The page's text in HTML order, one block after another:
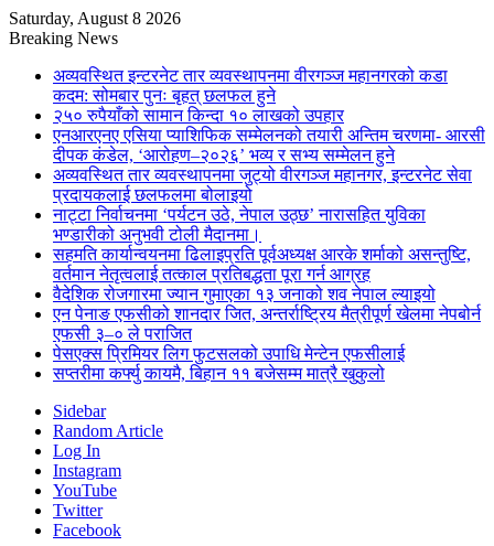
Saturday, August 8 2026
Breaking News
अव्यवस्थित इन्टरनेट तार व्यवस्थापनमा वीरगञ्ज महानगरको कडा
कदम: सोमबार पुनः बृहत् छलफल हुने
२५० रुपैयाँको सामान किन्दा १० लाखको उपहार
एनआरएनए एसिया प्याशिफिक सम्मेलनको तयारी अन्तिम चरणमा- आरसी
दीपक कंडेल, ‘आरोहण–२०२६’ भव्य र सभ्य सम्मेलन हुने
अव्यवस्थित तार व्यवस्थापनमा जुट्यो वीरगञ्ज महानगर, इन्टरनेट सेवा
प्रदायकलाई छलफलमा बोलाइयो
नाट्टा निर्वाचनमा ‘पर्यटन उठे, नेपाल उठ्छ’ नारासहित युविका
भण्डारीको अनुभवी टोली मैदानमा।
सहमति कार्यान्वयनमा ढिलाइप्रति पूर्वअध्यक्ष आरके शर्माको असन्तुष्टि,
वर्तमान नेतृत्वलाई तत्काल प्रतिबद्धता पूरा गर्न आग्रह
वैदेशिक रोजगारमा ज्यान गुमाएका १३ जनाको शव नेपाल ल्याइयो
एन पेनाङ एफसीको शानदार जित, अन्तर्राष्ट्रिय मैत्रीपूर्ण खेलमा नेपबोर्न
एफसी ३–० ले पराजित
पेसएक्स प्रिमियर लिग फुटसलको उपाधि मेन्टेन एफसीलाई
सप्तरीमा कर्फ्यु कायमै, बिहान ११ बजेसम्म मात्रै खुकुलो
Sidebar
Random Article
Log In
Instagram
YouTube
Twitter
Facebook